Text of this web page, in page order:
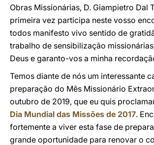
Obras Missionárias, D. Giampietro Dal
primeira vez participa neste vosso
todos manifesto vivo sentido de
trabalho de sensibilização
Deus e garanto-vos a minha
Temos diante de nós um interessante
preparação do Mês Missionário
outubro de 2019, que eu quis
Dia Mundial das Missões de 2017.
fortemente a viver esta fase de
grande oportunidade para renovar o